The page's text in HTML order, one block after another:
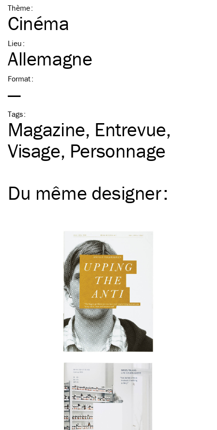
Thème:
Cinéma
Lieu :
Allemagne
Format:
—
Tags:
Magazine Entrevue
Visage Personnage
Du même designer: